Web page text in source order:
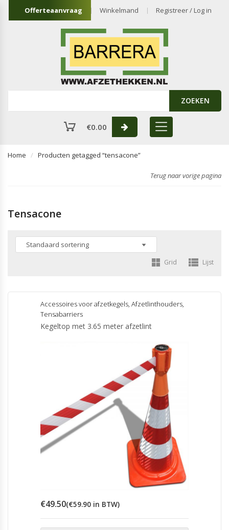
Offerteaanvraag Winkelmand Registreer / Log in
ZOEKEN
€0.00
Home Producten getagged “tensacone”
Terug naar vorige pagina
Tensacone
Grid Lijst
Accessoires voor afzetkegels, Afzetlinthouders,
Tensabarriers
Kegeltop met 3.65 meter afzetlint
€49.50(€59.90 in BTW)